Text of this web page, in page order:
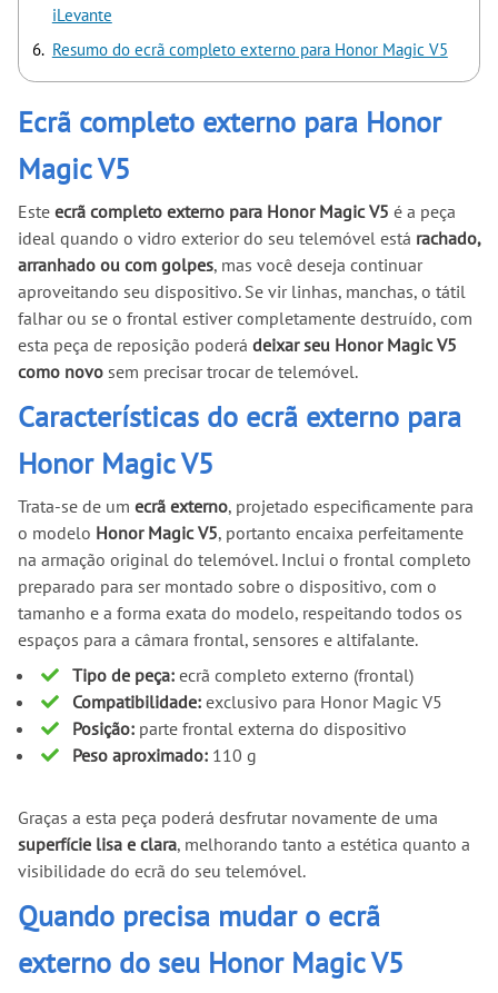
iLevante
Resumo do ecrã completo externo para Honor Magic V5
Ecrã completo externo para Honor
Magic V5
Este ecrã completo externo para Honor Magic V5 é a peça
ideal quando o vidro exterior do seu telemóvel está rachado,
arranhado ou com golpes, mas você deseja continuar
aproveitando seu dispositivo. Se vir linhas, manchas, o tátil
falhar ou se o frontal estiver completamente destruído, com
esta peça de reposição poderá deixar seu Honor Magic V5
como novo sem precisar trocar de telemóvel.
Características do ecrã externo para
Honor Magic V5
Trata-se de um ecrã externo, projetado especificamente para
o modelo Honor Magic V5, portanto encaixa perfeitamente
na armação original do telemóvel. Inclui o frontal completo
preparado para ser montado sobre o dispositivo, com o
tamanho e a forma exata do modelo, respeitando todos os
espaços para a câmara frontal, sensores e altifalante.
Tipo de peça:ecrã completo externo (frontal)
Compatibilidade:exclusivo para Honor Magic V5
Posição:parte frontal externa do dispositivo
Peso aproximado:110 g
Graças a esta peça poderá desfrutar novamente de uma
superfície lisa e clara, melhorando tanto a estética quanto a
visibilidade do ecrã do seu telemóvel.
Quando precisa mudar o ecrã
externo do seu Honor Magic V5